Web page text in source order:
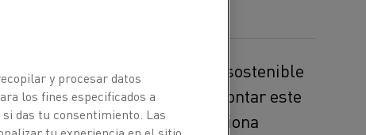
esencial para la producción sostenible
implica desafíos. Para afrontar este
de Kanthal, proporciona
y procesar datos
los fines especificados a
das tu consentimiento. Las